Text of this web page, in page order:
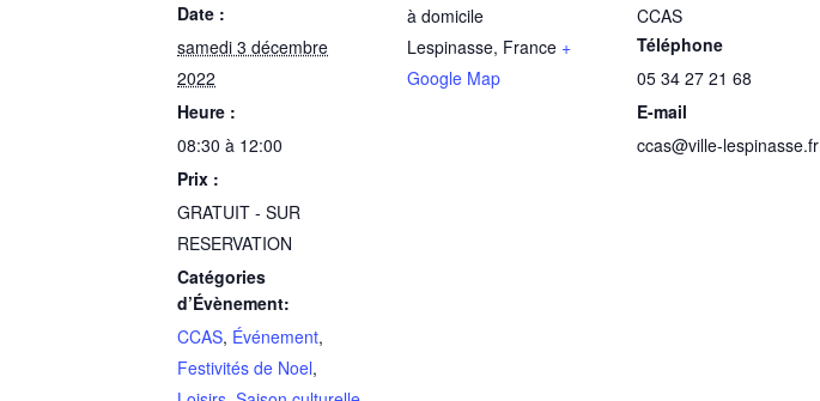
Date :
samedi 3 décembre
2022
Heure :
08:30 à 12:00
Prix :
GRATUIT - SUR
RESERVATION
Catégories
d’Évènement:
CCAS, Événement,
Festivités de Noel,
à domicile
Lespinasse, France +
Google Map
CCAS
Téléphone
05 34 27 21 68
E-mail
ccas@ville-lespinasse.fr